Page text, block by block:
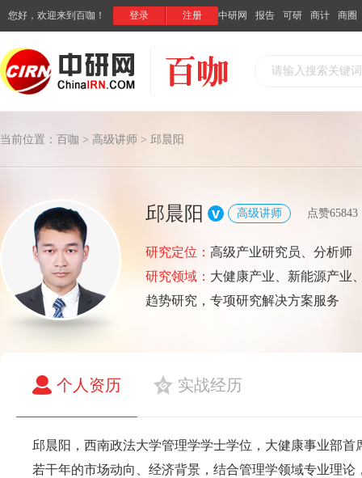
您好，欢迎来到百咖！ 登录 注册 中研网 报告 可研 商计 商圈
请输入搜索关键词
当前位置： 百咖 > 高级讲师 > 邱晨阳
邱晨阳 v 高级讲师 点赞65843
研究定位： 高级产业研究员、分析师
研究领域： 大健康产业、新能源产业
趋势研究，专项研究解决方案服务
个人资历 实战经历
邱晨阳，西南政法大学管理学学士学位，大健康事业部
若干年的市场动向、经济背景，结合管理学领域专业理